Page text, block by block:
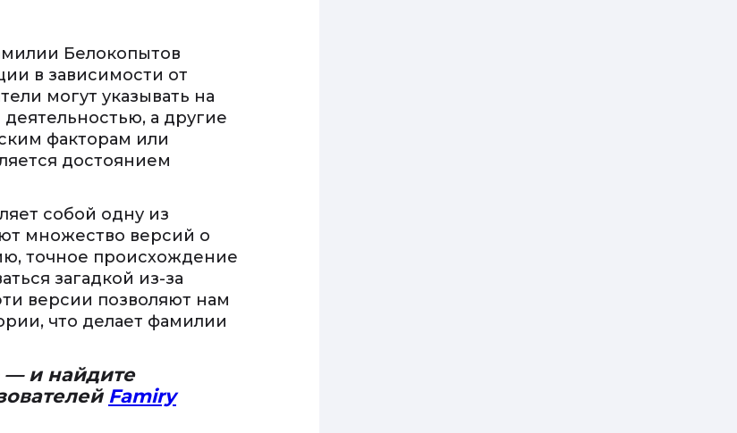
Белокопытов
в зависимости от
могут указывать на
а другие
факторам или
достоянием
собой одну из
множество версий о
точное происхождение
загадкой из-за
версии позволяют нам
что делает фамилии
— и найдите
Famiry